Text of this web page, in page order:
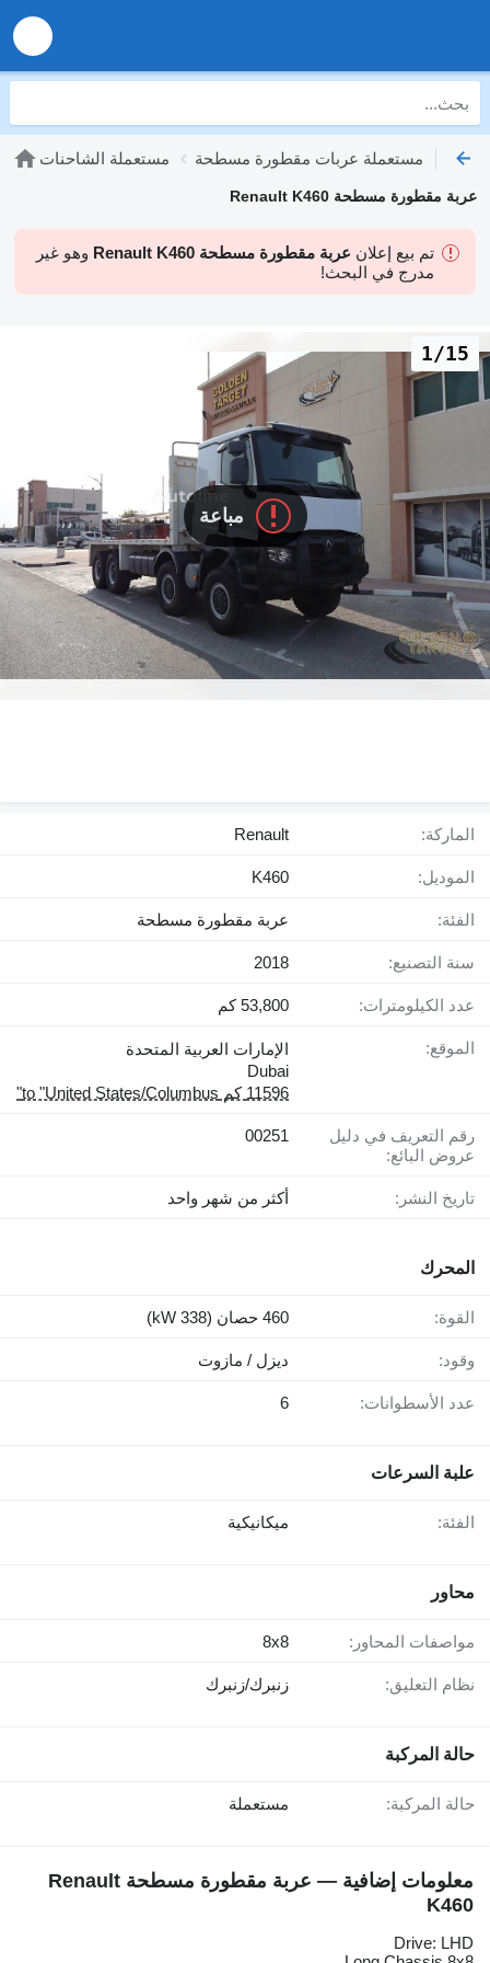
مستعملة الشاحنات مستعملة عربات مقطورة مسطحة
عربة مقطورة مسطحة Renault K460
تم بيع إعلان عربة مقطورة مسطحة Renault K460
وهو غير
مدرج في البحث!
مباعة
1/15
الماركة: Renault
الموديل: K460
الفئة: عربة مقطورة مسطحة
سنة التصنيع: 2018
عدد الكيلومترات: 53,800 كم
الموقع:
الإمارات العربية المتحدة
Dubai
11596 كم to "United States/Columbus"
رقم التعريف في دليل
عروض البائع:
00251
تاريخ النشر: أكثر من شهر واحد
المحرك
القوة: 460 حصان (338 kW)
وقود: ديزل / مازوت
عدد الأسطوانات: 6
علبة السرعات
الفئة: ميكانيكية
محاور
مواصفات المحاور: 8x8
نظام التعليق: زنبرك/زنبرك
حالة المركبة
حالة المركبة: مستعملة
معلومات إضافية — عربة مقطورة مسطحة Renault
K460
Drive: LHD